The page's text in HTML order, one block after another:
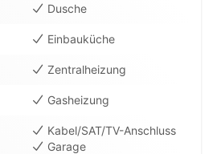
Dusche
Einbauküche
Zentralheizung
Gasheizung
Kabel/SAT/TV-Anschluss
Garage